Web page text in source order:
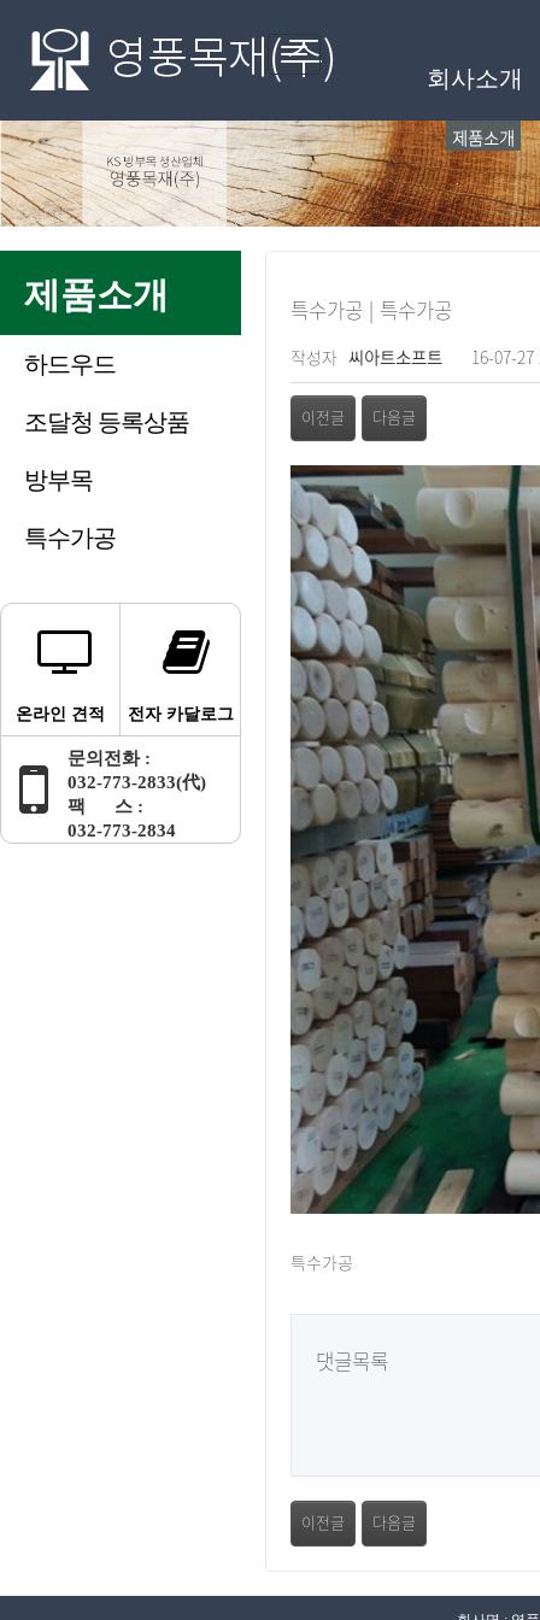
Toggle
navigation
회사소개
제품소개
하드우드
조달청 등록상품
방부목
특수가공
온라인 견적 전자 카달로그
문의전화 :
032-773-2833(代)
팩 스 :
032-773-2834
제품소개
특수가공 | 특수가공
페이지 정보
작성자 씨아트소프트 16-07-27
관련링크
이전글 다음글
본문
특수가공
댓글목록
이전글 다음글